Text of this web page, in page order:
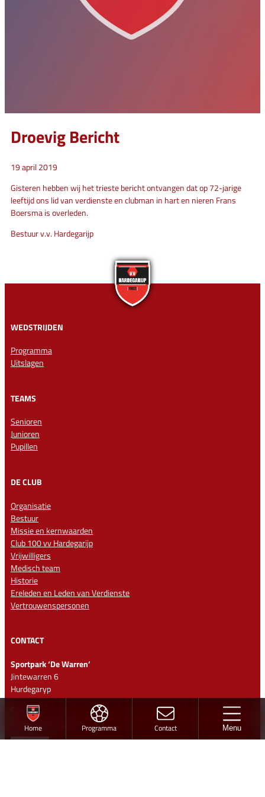
Home Programma Contact Menu
Droevig Bericht
19 april 2019
Gisteren hebben wij het trieste bericht ontvangen dat op 72-jarige
leeftijd ons lid van verdienste en clubman in hart en nieren Frans
Boersma is overleden.
Bestuur v.v. Hardegarijp
WEDSTRIJDEN
Programma
Uitslagen
TEAMS
Senioren
Junioren
Pupillen
DE CLUB
Organisatie
Bestuur
Missie en kernwaarden
Club 100 vv Hardegarijp
Vrijwilligers
Medisch team
Historie
Ereleden en Leden van Verdienste
Vertrouwenspersonen
CONTACT
Sportpark ‘De Warren’
Jintewarren 6
Hurdegaryp
Contact
info@vvhardegarijp.nl
Lid worden